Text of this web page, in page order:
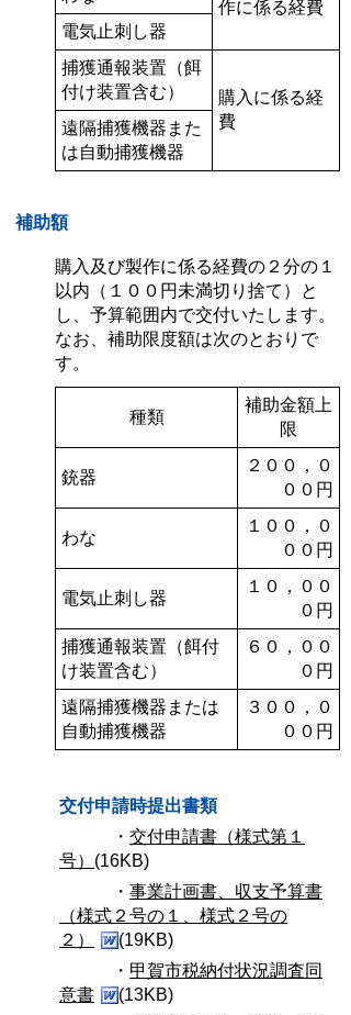
作に係る経費
電気止刺し器
捕獲通報装置（餌
付け装置含む）
購入に係る経
費
遠隔捕獲機器また
は自動捕獲機器
補助額
購入及び製作に係る経費の２分の１
以内（１００円未満切り捨て）と
し、予算範囲内で交付いたします。
なお、補助限度額は次のとおりで
す。
種類
補助金額上
限
銃器
２００，０
００円
わな
１００，０
００円
電気止刺し器
１０，００
０円
捕獲通報装置（餌付
け装置含む）
６０，００
０円
遠隔捕獲機器または
自動捕獲機器
３００，０
００円
交付申請時提出書類
・ 交付申請書 （様式第１
号） (16KB)
・ 事業計画書、収支予算書
（様式２号の１、様式２号の
２）
(19KB)
・ 甲賀市税納付状況調査同
意書
(13KB)